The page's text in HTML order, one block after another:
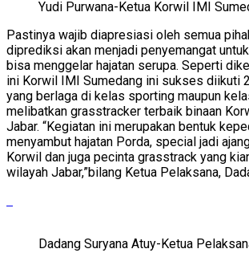
Yudi Purwana-Ketua Korwil IMI
Pastinya wajib diapresiasi oleh semua
diprediksi akan menjadi penyemangat
bisa menggelar hajatan serupa. Seperti
ini Korwil IMI Sumedang ini sukses diikuti
yang berlaga di kelas sporting maupun
melibatkan grasstracker terbaik binaan
Jabar. “Kegiatan ini merupakan bentuk
menyambut hajatan Porda, special jadi
Korwil dan juga pecinta grasstrack yang
wilayah Jabar,”bilang Ketua Pelaksana,
Dadang Suryana Atuy-Ketua